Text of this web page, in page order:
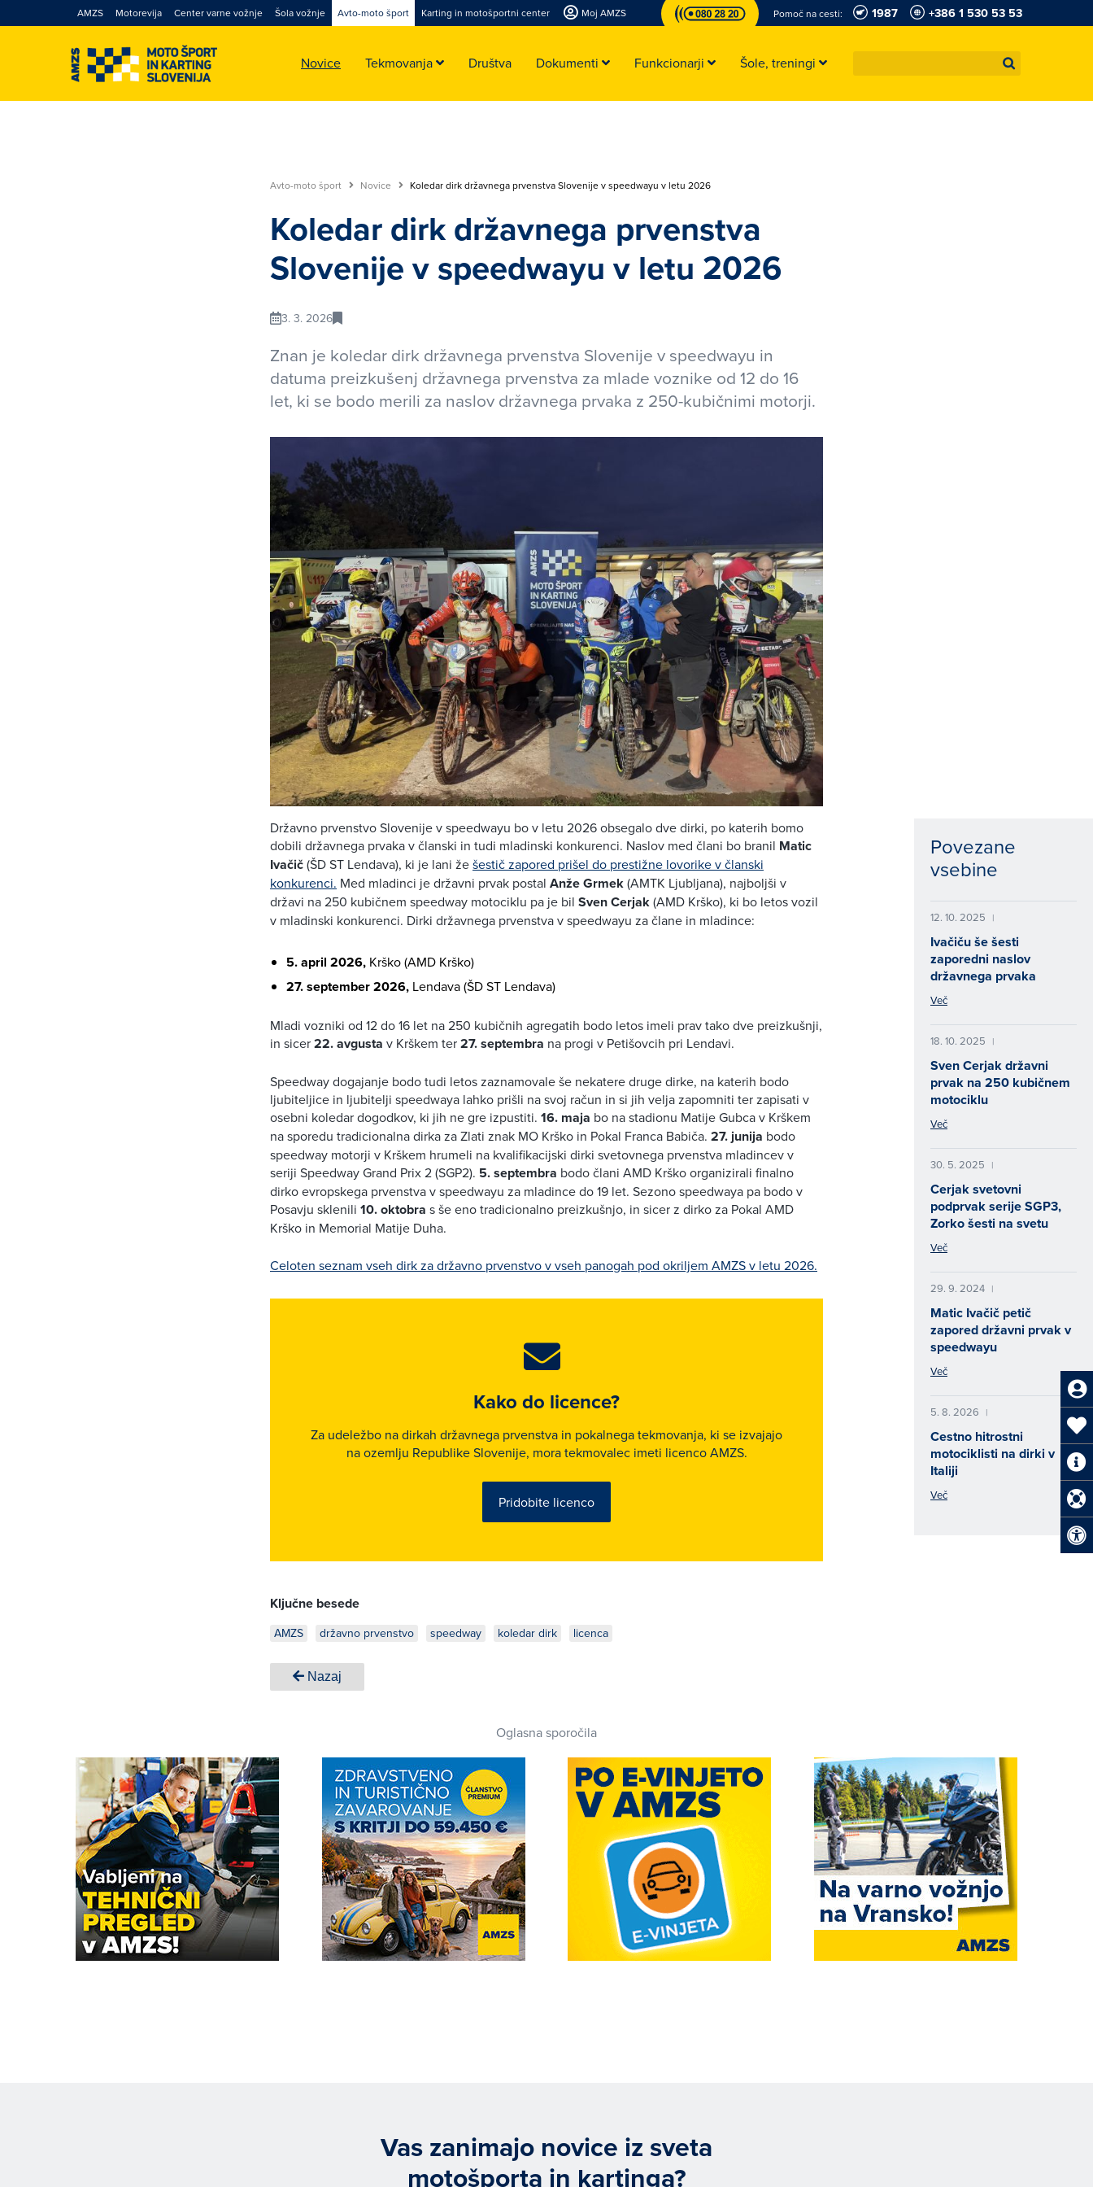
AMZS Motorevija Center varne vožnje Šola vožnje Avto-moto šport Karting in motošportni center Moj AMZS Pomoč na cesti: 1987 +386 1 530 53 53
Novice Tekmovanja Društva Dokumenti Funkcionarji Šole, treningi
Avto-moto šport Novice Koledar dirk državnega prvenstva Slovenije v speedwayu v letu 2026
Koledar dirk državnega prvenstva
Slovenije v speedwayu v letu 2026
3. 3. 2026
Znan je koledar dirk državnega prvenstva Slovenije v speedwayu in
datuma preizkušenj državnega prvenstva za mlade voznike od 12 do 16
let, ki se bodo merili za naslov državnega prvaka z 250-kubičnimi motorji.
Državno prvenstvo Slovenije v speedwayu bo v letu 2026 obsegalo dve dirki, po katerih bomo
dobili državnega prvaka v članski in tudi mladinski konkurenci. Naslov med člani bo branil Matic
Ivačič(ŠD ST Lendava), ki je lani žešestič zapored prišel do prestižne lovorike v članski
konkurenci. Med mladinci je državni prvak postal Anže Grmek(AMTK Ljubljana), najboljši v
državi na 250 kubičnem speedway motociklu pa je bil Sven Cerjak(AMD Krško), ki bo letos vozil
v mladinski konkurenci. Dirki državnega prvenstva v speedwayu za člane in mladince:
5. april 2026, Krško (AMD Krško)
27. september 2026, Lendava (ŠD ST Lendava)
Mladi vozniki od 12 do 16 let na 250 kubičnih agregatih bodo letos imeli prav tako dve preizkušnji,
in sicer22. avgusta v Krškem ter27. septembra na progi v Petišovcih pri Lendavi.
Speedway dogajanje bodo tudi letos zaznamovale še nekatere druge dirke, na katerih bodo
ljubiteljice in ljubitelji speedwaya lahko prišli na svoj račun in si jih velja zapomniti ter zapisati v
osebni koledar dogodkov, ki jih ne gre izpustiti. 16. maja bo na stadionu Matije Gubca v Krškem
na sporedu tradicionalna dirka za Zlati znak MO Krško in Pokal Franca Babiča. 27. junija bodo
speedway motorji v Krškem hrumeli na kvalifikacijski dirki svetovnega prvenstva mladincev v
seriji Speedway Grand Prix 2 (SGP2). 5. septembra bodo člani AMD Krško organizirali finalno
dirko evropskega prvenstva v speedwayu za mladince do 19 let. Sezono speedwaya pa bodo v
Posavju sklenili 10. oktobra s še eno tradicionalno preizkušnjo, in sicer z dirko za Pokal AMD
Krško in Memorial Matije Duha.
Celoten seznam vseh dirk za državno prvenstvo v vseh panogah pod okriljem AMZS v letu 2026.
Kako do licence?
Za udeležbo na dirkah državnega prvenstva in pokalnega tekmovanja, ki se izvajajo
na ozemlju Republike Slovenije, mora tekmovalec imeti licenco AMZS.
Pridobite licenco
Ključne besede
AMZS državno prvenstvo speedway koledar dirk licenca
Nazaj
Povezane
vsebine
12. 10. 2025 |
Ivačiču še šesti
zaporedni naslov
državnega prvaka
Več
18. 10. 2025 |
Sven Cerjak državni
prvak na 250 kubičnem
motociklu
Več
30. 5. 2025 |
Cerjak svetovni
podprvak serije SGP3,
Zorko šesti na svetu
Več
29. 9. 2024 |
Matic Ivačič petič
zapored državni prvak v
speedwayu
Več
5. 8. 2026 |
Cestno hitrostni
motociklisti na dirki v
Italiji
Več
Oglasna sporočila
Vas zanimajo novice iz sveta
motošporta in kartinga?